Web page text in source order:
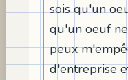
sois qu'un
qu'un oeuf
peux
d'entreprise